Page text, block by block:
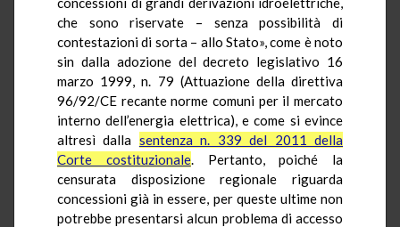
che sono riservate – senza possibilità di
contestazioni di sorta – allo Stato», come è noto
sin dalla adozione del decreto legislativo 16
marzo 1999, n. 79 (Attuazione della direttiva
96/92/CE recante norme comuni per il mercato
interno dell’energia elettrica), e come si evince
altresì dalla sentenza n. 339 del 2011 della
Corte costituzionale. Pertanto, poiché la
censurata disposizione regionale riguarda
concessioni già in essere, per queste ultime non
potrebbe presentarsi alcun problema di accesso